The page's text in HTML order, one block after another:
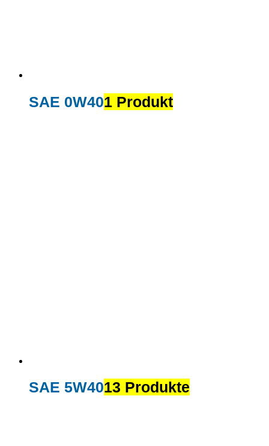
SAE 0W401 Produkt
SAE 5W4013 Produkte